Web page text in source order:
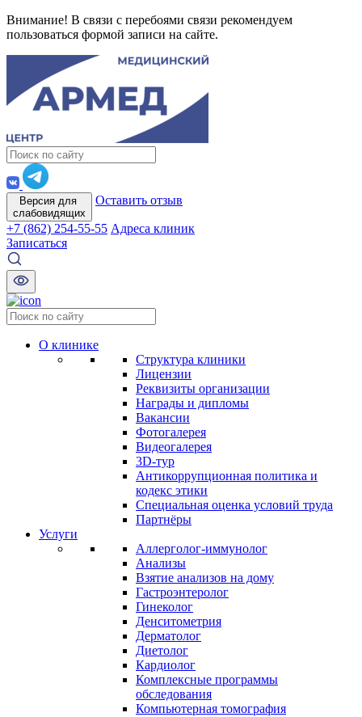
Внимание! В связи с перебоями связи рекомендуем
пользоваться формой записи на сайте.
Версия для
слабовидящих
Оставить отзыв
+7 (862) 254-55-55 Адреса клиник
Записаться
О клинике
Структура клиники
Лицензии
Реквизиты организации
Награды и дипломы
Вакансии
Фотогалерея
Видеогалерея
3D-тур
Антикоррупционная политика и
кодекс этики
Специальная оценка условий труда
Партнёры
Услуги
Аллерголог-иммунолог
Анализы
Взятие анализов на дому
Гастроэнтеролог
Гинеколог
Денситометрия
Дерматолог
Диетолог
Кардиолог
Комплексные программы
обследования
Компьютерная томография